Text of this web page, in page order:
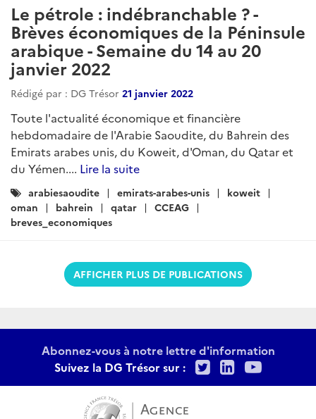
Le pétrole : indébranchable ? -
Brèves économiques de la Péninsule
arabique - Semaine du 14 au 20
janvier 2022
Rédigé par : DG Trésor 21 janvier 2022
Toute l'actualité économique et financière
hebdomadaire de l'Arabie Saoudite, du Bahrein des
Emirats arabes unis, du Koweit, d'Oman, du Qatar et
du Yémen.... Lire la suite
Catégories
:
arabiesaoudite emirats-arabes-unis
koweit
oman
bahrein qatar
CCEAG
breves_economiques
AFFICHER PLUS DE PUBLICATIONS
Abonnez-vous à notre lettre d'information
Suivez la DG Trésor sur :
TwitterLinkedIn